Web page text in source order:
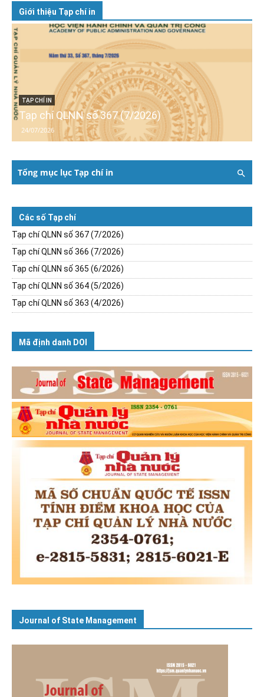
Giới thiệu Tạp chí in
TẠP CHÍ IN
Tạp chí QLNN số 367 (7/2026)
24/07/2026
Tổng mục lục Tạp chí in
Các số Tạp chí
Tạp chí QLNN số 367 (7/2026)
Tạp chí QLNN số 366 (7/2026)
Tạp chí QLNN số 365 (6/2026)
Tạp chí QLNN số 364 (5/2026)
Tạp chí QLNN số 363 (4/2026)
Mã định danh DOI
Journal of State Management